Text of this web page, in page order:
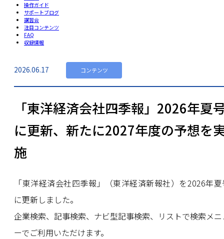
操作ガイド
サポートブログ
講習会
注目コンテンツ
FAQ
収録情報
2026.06.17 コンテンツ
「東洋経済会社四季報」2026年夏
に更新、新たに2027年度の予想を
施
「東洋経済会社四季報」（東洋経済新報社）を2026年
に更新しました。
企業検索、記事検索、ナビ型記事検索、リストで検索メ
ーでご利用いただけます。